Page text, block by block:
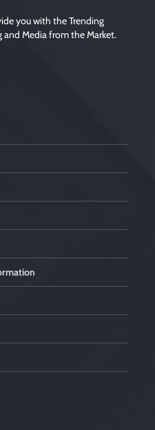
you with the Trending
and Media from the Market.